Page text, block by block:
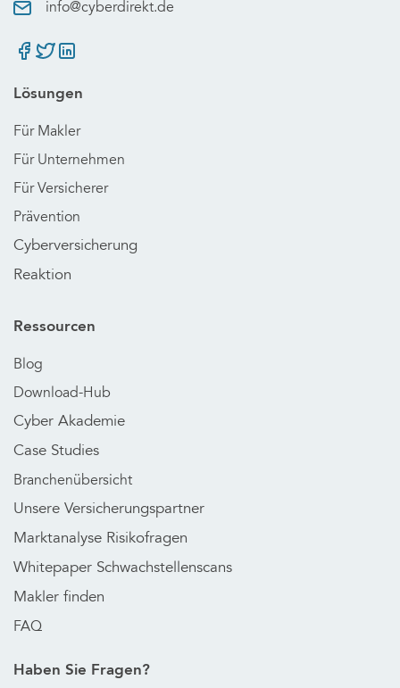
info@cyberdirekt.de
Lösungen
Für Makler
Für Unternehmen
Für Versicherer
Prävention
Cyberversicherung
Reaktion
Ressourcen
Blog
Download-Hub
Cyber Akademie
Case Studies
Branchenübersicht
Unsere Versicherungspartner
Marktanalyse Risikofragen
Whitepaper Schwachstellenscans
Makler finden
FAQ
Haben Sie Fragen?